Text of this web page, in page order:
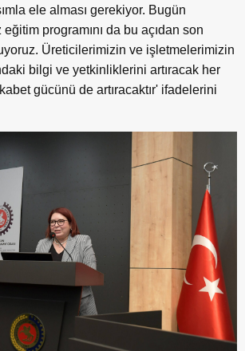
ele alması gerekiyor. Bugün
programını da bu açıdan son
Üreticilerimizin ve işletmelerimizin
bilgi ve yetkinliklerini artıracak her
gücünü de artıracaktır' ifadelerini